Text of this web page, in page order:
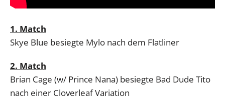
1. Match
Skye Blue besiegte Mylo nach dem Flatliner
2. Match
Brian Cage (w/ Prince Nana) besiegte Bad Dude Tito
nach einer Cloverleaf Variation